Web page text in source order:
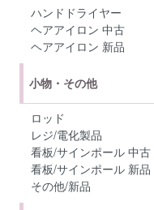
ハンドドライヤー
ヘアアイロン 中古
ヘアアイロン 新品
小物・その他
ロッド
レジ/電化製品
看板/サインポール 中古
看板/サインポール 新品
その他/新品